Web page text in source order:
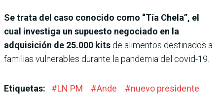
Se trata del caso conocido como “Tía Chela”, el
cual investiga un supuesto negociado en la
adquisición de 25.000 kits de alimentos destinados a
familias vulnerables durante la pandemia del covid-19.
Etiquetas: #LN PM #Ande #nuevo presidente